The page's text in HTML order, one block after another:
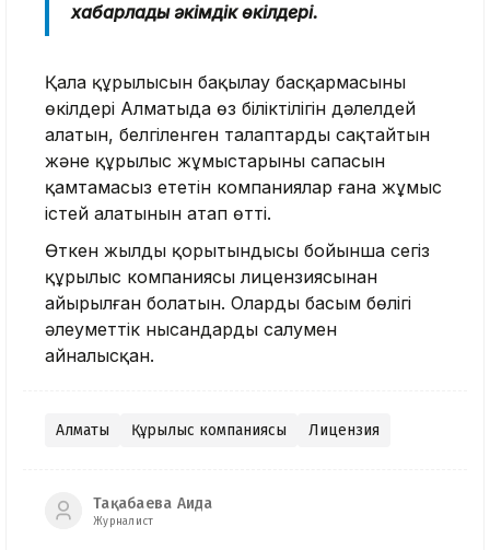
хабарлады әкімдік өкілдері.
Қала құрылысын бақылау басқармасының
өкілдері Алматыда өз біліктілігін дәлелдей
алатын, белгіленген талаптарды сақтайтын
және құрылыс жұмыстарының сапасын
қамтамасыз ететін компаниялар ғана жұмыс
істей алатынын атап өтті.
Өткен жылдың қорытындысы бойынша сегіз
құрылыс компаниясы лицензиясынан
айырылған болатын. Олардың басым бөлігі
әлеуметтік нысандарды салумен
айналысқан.
Алматы Құрылыс компаниясы Лицензия
Тақабаева Аида
Журналист